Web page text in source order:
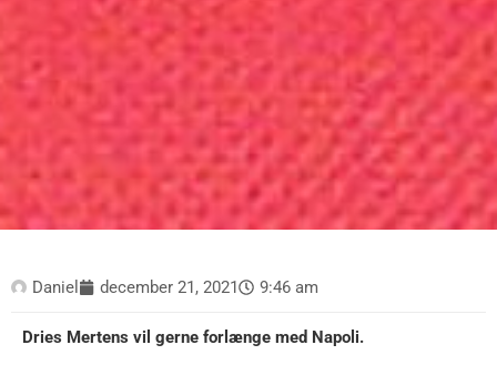
Daniel december 21, 2021 9:46 am
Dries Mertens vil gerne forlænge med Napoli.